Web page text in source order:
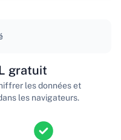
gratuit
les données et
les navigateurs.